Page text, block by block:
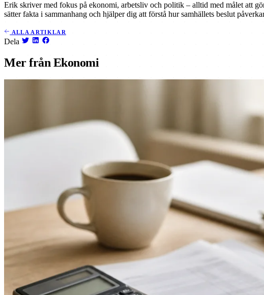
Erik skriver med fokus på ekonomi, arbetsliv och politik – alltid med målet att
sätter fakta i sammanhang och hjälper dig att förstå hur samhällets beslut
ALLA ARTIKLAR
Dela
Mer från Ekonomi